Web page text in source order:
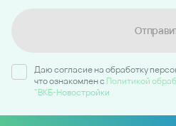
Даю согласие на обработку
что ознакомлен c Политикой
"ВКБ-Новостройки